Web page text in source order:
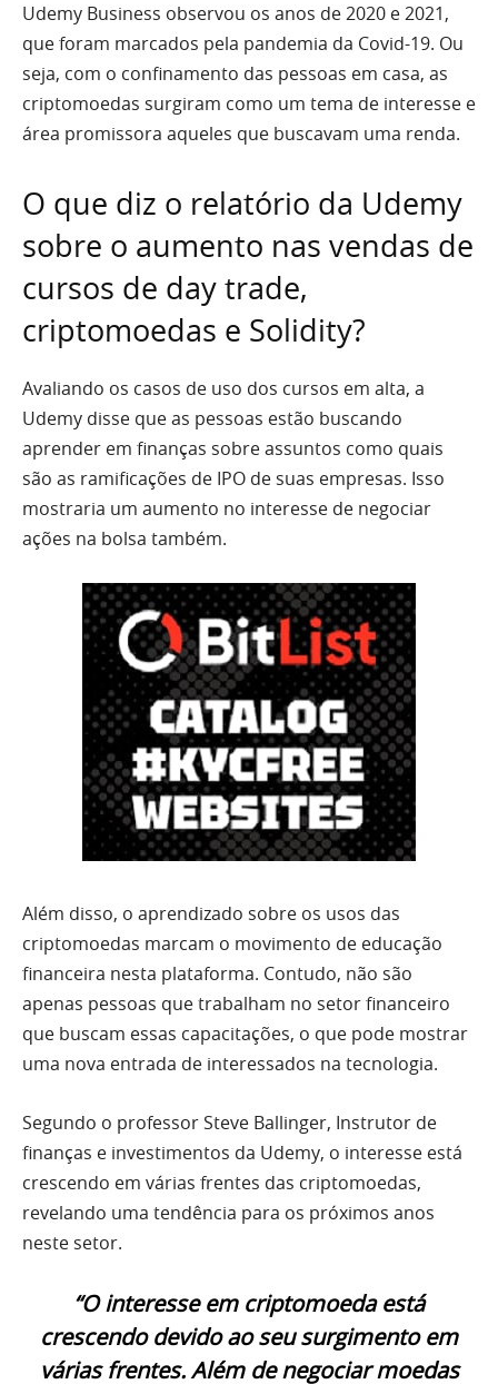
Udemy Business observou os anos de 2020 e 2021,
que foram marcados pela pandemia da Covid-19. Ou
seja, com o confinamento das pessoas em casa, as
criptomoedas surgiram como um tema de interesse e
área promissora aqueles que buscavam uma renda.
O que diz o relatório da Udemy
sobre o aumento nas vendas de
cursos de day trade,
criptomoedas e Solidity?
Avaliando os casos de uso dos cursos em alta, a
Udemy disse que as pessoas estão buscando
aprender em finanças sobre assuntos como quais
são as ramificações de IPO de suas empresas. Isso
mostraria um aumento no interesse de negociar
ações na bolsa também.
Além disso, o aprendizado sobre os usos das
criptomoedas marcam o movimento de educação
financeira nesta plataforma. Contudo, não são
apenas pessoas que trabalham no setor financeiro
que buscam essas capacitações, o que pode mostrar
uma nova entrada de interessados na tecnologia.
Segundo o professor Steve Ballinger, Instrutor de
finanças e investimentos da Udemy, o interesse está
crescendo em várias frentes das criptomoedas,
revelando uma tendência para os próximos anos
neste setor.
“O interesse em criptomoeda está
crescendo devido ao seu surgimento em
várias frentes. Além de negociar moedas